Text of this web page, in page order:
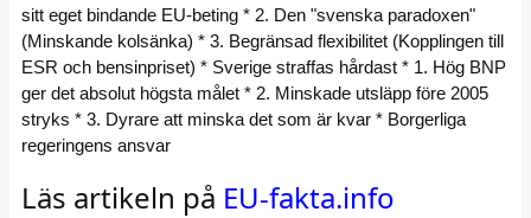
sitt eget bindande EU-beting * 2. Den "svenska paradoxen"
(Minskande kolsänka) * 3. Begränsad flexibilitet (Kopplingen till
ESR och bensinpriset) * Sverige straffas hårdast * 1. Hög BNP
ger det absolut högsta målet * 2. Minskade utsläpp före 2005
stryks * 3. Dyrare att minska det som är kvar * Borgerliga
regeringens ansvar
Läs artikeln på EU-fakta.info